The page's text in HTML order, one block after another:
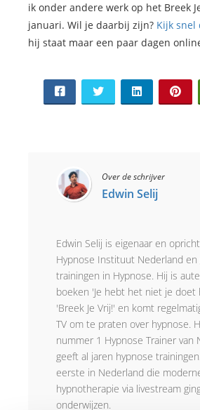
ik onder andere werk op het Breek
januari. Wil je daarbij zijn? Kijk snel
hij staat maar een paar dagen
Over de schrijver
Edwin Selij
Edwin Selij is eigenaar en
Hypnose Instituut Nederland en
trainingen in Hypnose. Hij is
boeken 'Je hebt het niet je doet
'Breek Je Vrij!' en komt
TV om te praten over hypnose.
nummer 1 Hypnose Trainer van
geeft al jaren hypnose
eerste in Nederland die
hypnotherapie via livestream
onderwijzen.